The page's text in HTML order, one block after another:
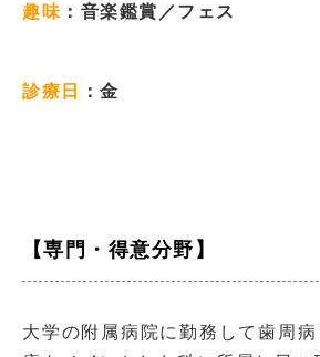
趣味 ：音楽鑑賞／フェス
診療日 ：金
【専門・得意分野】
大学の附属病院に勤務して歯周